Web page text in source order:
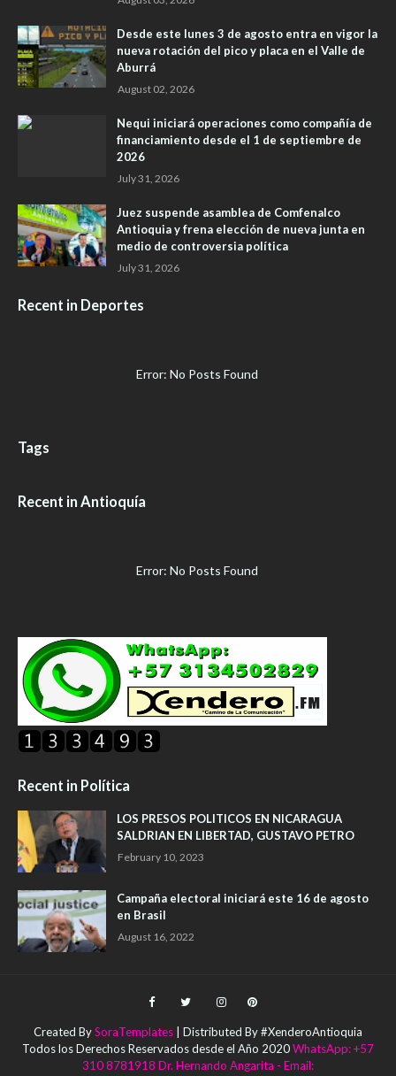
Desde este lunes 3 de agosto entra en vigor la
nueva rotación del pico y placa en el Valle de
Aburrá
August 02, 2026
Nequi iniciará operaciones como compañía de
financiamiento desde el 1 de septiembre de
2026
July 31, 2026
Juez suspende asamblea de Comfenalco
Antioquia y frena elección de nueva junta en
medio de controversia política
July 31, 2026
Recent in Deportes
Error: No Posts Found
Tags
Recent in Antioquía
Error: No Posts Found
Recent in Política
LOS PRESOS POLITICOS EN NICARAGUA
SALDRIAN EN LIBERTAD, GUSTAVO PETRO
February 10, 2023
Campaña electoral iniciará este 16 de agosto
en Brasil
August 16, 2022
Created BySoraTemplates | Distributed By #XenderoAntioquia
Todos los Derechos Reservados desde el Año 2020WhatsApp: +57
310 8781918 Dr. Hernando Angarita - Email: